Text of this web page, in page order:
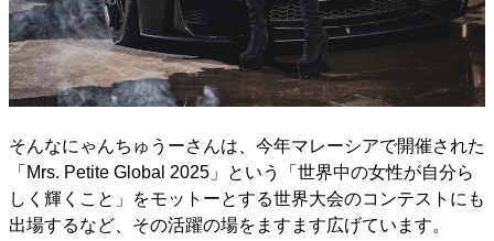
そんなにゃんちゅうーさんは、今年マレーシアで開催された
「Mrs. Petite Global 2025」という「世界中の女性が自分ら
しく輝くこと」をモットーとする世界大会のコンテストにも
出場するなど、その活躍の場をますます広げています。